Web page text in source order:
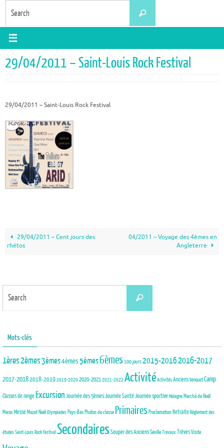
Search
29/04/2011 – Saint-Louis Rock Festival
29/04/2011 – Saint-Louis Rock Festival
29/04/2011 – Cent jours des
rhétos
04/2011 – Voyage des 4èmes en
Angleterre
Search
Mots-clés
1ères2èmes3èmes4èmes5èmes6èmes100 jours2015-20162016-2017
2017-20182018-20192019-20202020-20212021-2022 ActivitéActivitésAnciens banquetCamp
Classes de neige Excursion Journée des 5èmesJournée SantéJournée sportive Malagne Marché de Noël
Maroc Messe Mozet NoëlOlympiades Pays-Bas Photos de classe Primaires Proclamation Retraite Règlement des
étudesSaint-Louis Rock Festival SecondairesSouper des AnciensSévilleTravauxTrèvesVisite